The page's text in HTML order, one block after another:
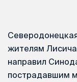
жителям
направил
пострадавшим